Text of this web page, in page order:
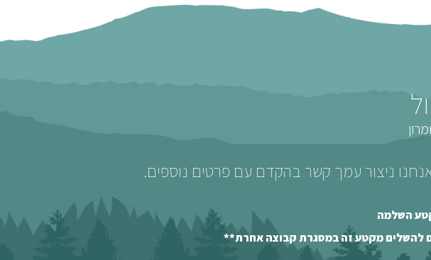
ניצור עמך קשר בהקדם עם פרטים נוספים.
השלמה
להשלים מקטע זה במסגרת קבוצה אחרת**